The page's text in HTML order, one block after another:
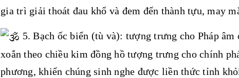
gia trì giải thoát đau khổ và đem đến thành tựu, may
5. Bạch ốc biển (tù và): tượng trưng cho Pháp
xoắn theo chiều kim đồng hồ tượng trưng cho chính
phương, khiến chúng sinh nghe được liền thức tỉnh